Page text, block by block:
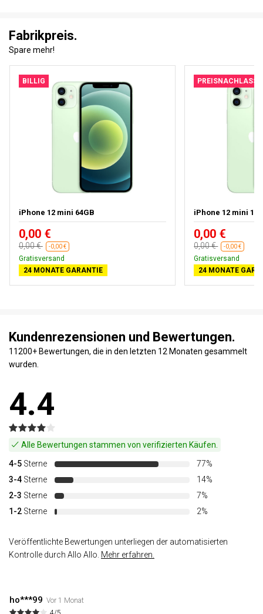
Fabrikpreis.
Spare mehr!
BILLIG
iPhone 12 mini 64GB
0,00 €
0,00 € -0,00 €
Gratisversand
24 MONATE GARANTIE
PREISNACHLASS
iPhone 12 mini
0,00 €
0,00 € -0,00 €
Gratisversand
24 MONATE
Kundenrezensionen und Bewertungen.
11200+ Bewertungen, die in den letzten 12 Monaten gesammelt
wurden.
4.4
Alle Bewertungen stammen von verifizierten Käufen.
4-5 Sterne
77%
3-4 Sterne
14%
2-3 Sterne
7%
1-2 Sterne 2%
Veröffentlichte Bewertungen unterliegen der automatisierten
Kontrolle durch Allo Allo. Mehr erfahren.
ho***99 Vor 1 Monat